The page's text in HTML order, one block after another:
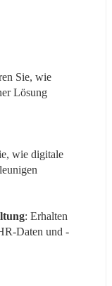
Sie, wie
Lösung
wie digitale
: Erhalten
Daten und -